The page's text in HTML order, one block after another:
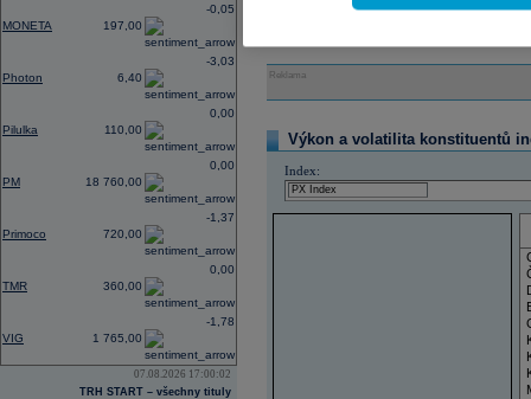
MONETA 197,00
-0,05
Photon 6,40
-3,03
Pilulka 110,00
0,00
PM 18 760,00
0,00
Primoco 720,00
-1,37
TMR 360,00
0,00
VIG 1 765,00
-1,78
07.08.2026 17:00:02
TRH START – všechny tituly
Reklama
Výkon a volatilita konstituentů
Index: